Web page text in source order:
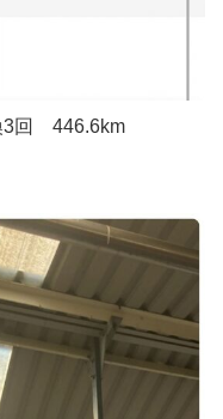
回 446.6km